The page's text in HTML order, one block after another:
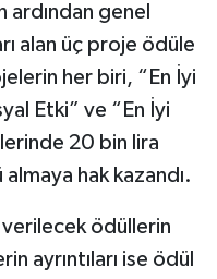
ardından genel
alan üç proje ödüle
her biri, “En İyi
Etki” ve “En İyi
20 bin lira
hak kazandı.
ödüllerin
ayrıntıları ise ödül